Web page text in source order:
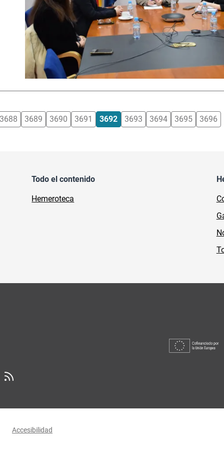
3689 3690 3691 3692 3693 3694 3695 3696
Todo el contenido
Hemeroteca
Accesibilidad